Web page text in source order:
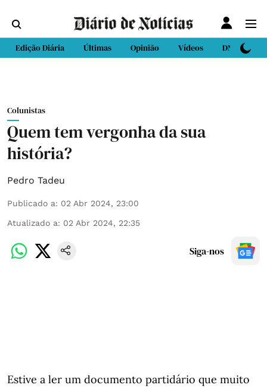
Edição Diária Últimas Opinião Vídeos DN Sport
Colunistas
Quem tem vergonha da sua
história?
Pedro Tadeu
Publicado a: 02 Abr 2024, 23:00
Atualizado a: 02 Abr 2024, 22:35
Siga-nos
Estive a ler um documento partidário que muito